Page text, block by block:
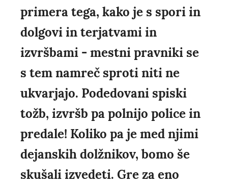
primera tega, kako je s spori in
dolgovi in terjatvami in
izvršbami - mestni pravniki se
s tem namreč sproti niti ne
ukvarjajo. Podedovani spiski
tožb, izvršb pa polnijo police in
predale! Koliko pa je med njimi
dejanskih dolžnikov, bomo še
skušali izvedeti. Gre za eno